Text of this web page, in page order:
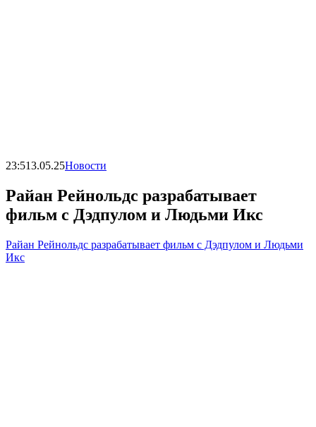
23:513.05.25Новости
Райан Рейнольдс разрабатывает
фильм с Дэдпулом и Людьми Икс
Райан Рейнольдс разрабатывает фильм с Дэдпулом и Людьми
Икс